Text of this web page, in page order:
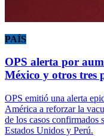
PAÍS
OPS alerta por
México y otros tres
OPS emitió una alerta
América a reforzar la
de los casos confirmados
Estados Unidos y Perú.